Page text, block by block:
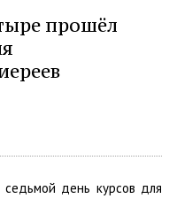
прошёл
день курсов для